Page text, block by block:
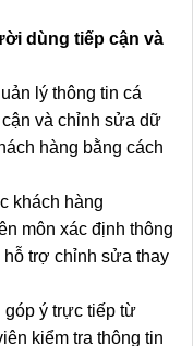
dùng tiếp cận và
lý thông tin cá
và chỉnh sửa dữ
hàng bằng cách
khách hàng
môn xác định thông
hỗ trợ chỉnh sửa thay
ý trực tiếp từ
kiểm tra thông tin